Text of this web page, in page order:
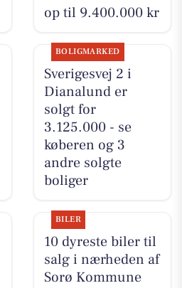
op til 9.400.000 kr
BOLIGMARKED
Sverigesvej 2 i
Dianalund er
solgt for
3.125.000 - se
køberen og 3
andre solgte
boliger
BILER
10 dyreste biler til
salg i nærheden af
Sorø Kommune